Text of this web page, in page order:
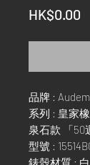
HK$0.00
品牌 :
系列 : 皇家
泉石款 「50
型號 :
錶殼材質 :